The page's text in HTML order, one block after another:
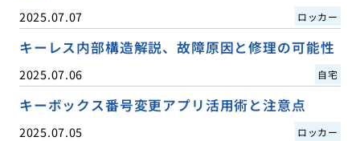
2025.07.07 ロッカー
キーレス内部構造解説、故障原因と修理の可能性
2025.07.06 自宅
キーボックス番号変更アプリ活用術と注意点
2025.07.05 ロッカー